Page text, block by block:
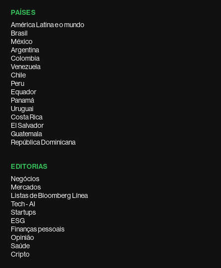
PAÍSES
América Latina e o mundo
Brasil
México
Argentina
Colombia
Venezuela
Chile
Peru
Equador
Panamá
Uruguai
Costa Rica
El Salvador
Guatemala
República Dominicana
EDITORIAS
Negócios
Mercados
Listas de Bloomberg Línea
Tech - AI
Startups
ESG
Finanças pessoais
Opinião
Saúde
Cripto